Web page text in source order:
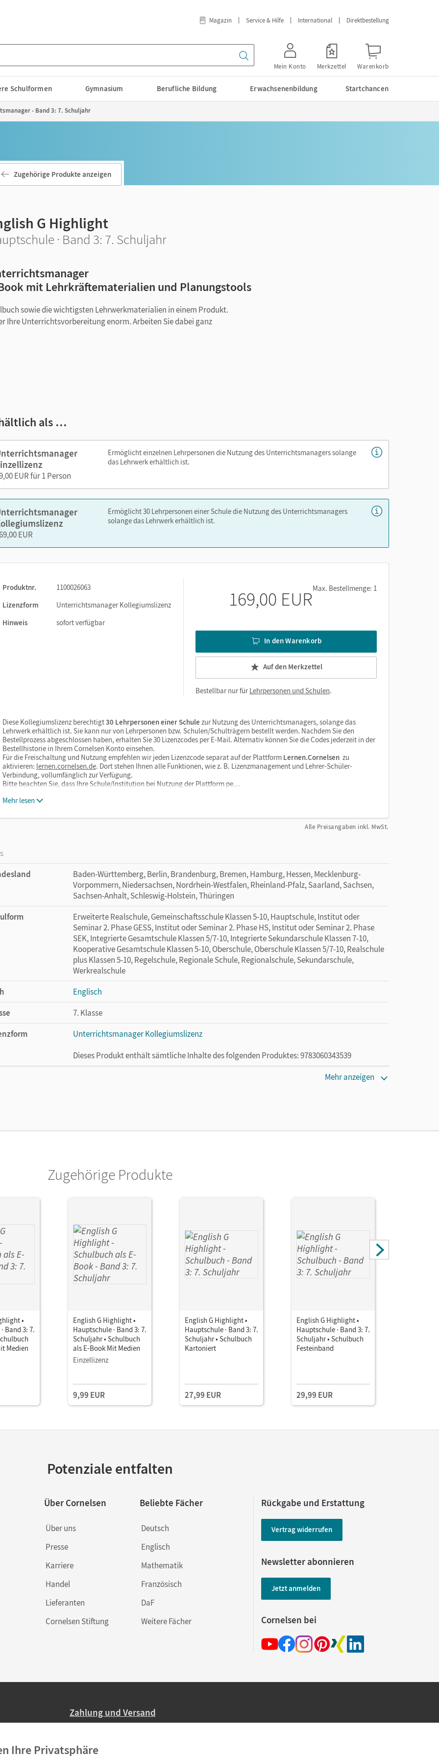
Magazin Service & Hilfe International Direktbestellung
Mein Konto Merkzettel Warenkorb
Schulformen Gymnasium Berufliche Bildung Erwachsenenbildung Startchancen
- Band 3: 7. Schuljahr
Zugehörige Produkte anzeigen
G Highlight
· Band 3: 7. Schuljahr
mit Lehrkräftematerialien und Planungstools
sowie die wichtigsten Lehrwerkmaterialien in einem Produkt.
Ihre Unterrichtsvorbereitung enorm. Arbeiten Sie dabei ganz
Audio-Transkripten und Lösungen für die geschlossenen
für differenzierende Tests und den zugehörigen Audios
(Word) mit separaten Lösungsdokumenten sowie den
erhöhtem Förderbedarf im inklusiven Unterricht
oder über die Cornelsen Lernen App.
als …
EUR für 1 Person
Ermöglicht einzelnen Lehrpersonen die Nutzung des Unterrichtsmanagers solange
das Lehrwerk erhältlich ist.
EUR
Ermöglicht 30 Lehrpersonen einer Schule die Nutzung des Unterrichtsmanagers
solange das Lehrwerk erhältlich ist.
Produktnr.
1100026063
Lizenzform
Unterrichtsmanager Kollegiumslizenz
Hinweis
sofort verfügbar
169,00 EURMax. Bestellmenge: 1
In den Warenkorb
Auf den Merkzettel
Bestellbar nur fürLehrpersonen und Schulen.
Diese Kollegiumslizenz berechtigt30 Lehrpersonen einer Schule zur Nutzung des Unterrichtsmanagers, solange das
Lehrwerk erhältlich ist. Sie kann nur von Lehrpersonen bzw. Schulen/Schulträgern bestellt werden. Nachdem Sie den
Bestellprozess abgeschlossen haben, erhalten Sie 30 Lizenzcodes per E-Mail. Alternativ können Sie die Codes jederzeit in der
Bestellhistorie in Ihrem Cornelsen Konto einsehen.
Für die Freischaltung und Nutzung empfehlen wir jeden Lizenzcode separat auf der Plattform Lernen.Cornelsen zu
aktivieren: lernen.cornelsen.de. Dort stehen Ihnen alle Funktionen, wie z. B. Lizenzmanagement und Lehrer-Schüler-
Verbindung, vollumfänglich zur Verfügung.
Bitte beachten Sie, dass Ihre Schule/Institution bei Nutzung der Plattform pe…
Mehr lesen
Alle Preisangaben inkl. MwSt.
Baden-Württemberg, Berlin, Brandenburg, Bremen, Hamburg, Hessen, Mecklenburg-
Vorpommern, Niedersachsen, Nordrhein-Westfalen, Rheinland-Pfalz, Saarland, Sachsen,
Sachsen-Anhalt, Schleswig-Holstein, Thüringen
Erweiterte Realschule, Gemeinschaftsschule Klassen 5-10, Hauptschule, Institut oder
Seminar 2. Phase GESS, Institut oder Seminar 2. Phase HS, Institut oder Seminar 2. Phase
SEK, Integrierte Gesamtschule Klassen 5/7-10, Integrierte Sekundarschule Klassen 7-10,
Kooperative Gesamtschule Klassen 5-10, Oberschule, Oberschule Klassen 5/7-10, Realschule
plus Klassen 5-10, Regelschule, Regionale Schule, Regionalschule, Sekundarschule,
Werkrealschule
Englisch
7. Klasse
Unterrichtsmanager Kollegiumslizenz
Dieses Produkt enthält sämtliche Inhalte des folgenden Produktes: 9783060343539
Cornelsen Verlag
Mehr anzeigen
Zugehörige Produkte
•
Band 3: 7.
Medien
English G Highlight •
Hauptschule · Band 3: 7.
Schuljahr • Schulbuch
als E-Book Mit Medien
Einzellizenz
9,99 EUR
English G Highlight •
Hauptschule · Band 3: 7.
Schuljahr • Schulbuch
Kartoniert
27,99 EUR
English G Highlight •
Hauptschule · Band 3: 7.
Schuljahr • Schulbuch
Festeinband
29,99 EUR
Potenziale entfalten
Über Cornelsen
Über uns
Presse
Karriere
Handel
Lieferanten
Cornelsen Stiftung
Beliebte Fächer
Deutsch
Englisch
Mathematik
Französisch
DaF
Weitere Fächer
Rückgabe und Erstattung
Vertrag widerrufen
Newsletter abonnieren
Jetzt anmelden
Cornelsen bei
Zahlung und Versand
Ihre Privatsphäre